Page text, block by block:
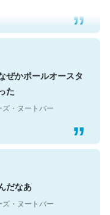
ぜかポールオースタ
た
・ヌートバー
だなあ
・ヌートバー